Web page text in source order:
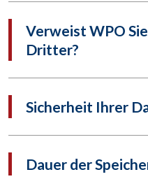
Verweist WPO
Dritter?
Sicherheit Ihrer
Dauer der